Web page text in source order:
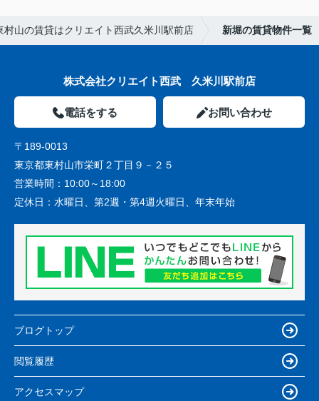
村山の賃貸はクリエイト西武久米川駅前店 新堀の賃貸物件一覧
株式会社クリエイト西武 久米川駅前店
電話をする お問い合わせ
〒189-0013
東京都東村山市栄町２丁目９－２５
営業時間： 10:00～18:00
定休日： 水曜日、第2週・第4週火曜日、年末年始
ブログトップ
閲覧履歴
アクセスマップ